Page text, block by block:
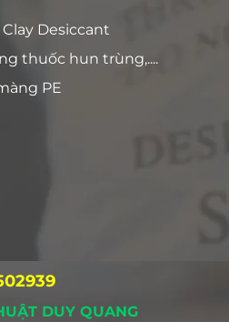
Desiccant
thuốc hun trùng,....
PE
DUY QUANG